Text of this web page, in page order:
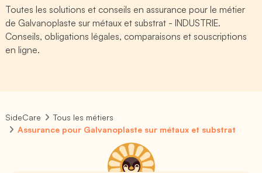
Toutes les solutions et conseils en assurance pour le métier
de Galvanoplaste sur métaux et substrat - INDUSTRIE.
Conseils, obligations légales, comparaisons et souscriptions
en ligne.
SideCare
Tous les métiers
Assurance pour Galvanoplaste sur métaux et substrat